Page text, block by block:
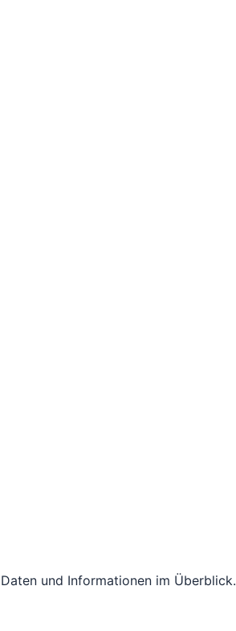
und Informationen im Überblick.